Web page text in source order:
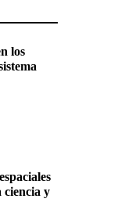
los
ciencia y